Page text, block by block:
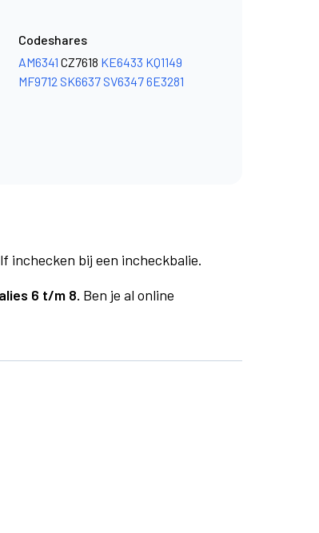
Codeshares
AM6341 CZ7618 KE6433 KQ1149
MF9712 SK6637 SV63476E3281
inchecken bij een incheckbalie.
6 t/m 8. Ben je al online